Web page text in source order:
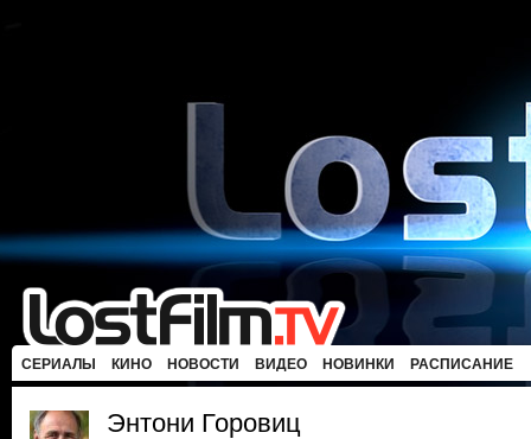
СЕРИАЛЫ КИНО НОВОСТИ ВИДЕО НОВИНКИ РАСПИСАНИЕ
Энтони Горовиц